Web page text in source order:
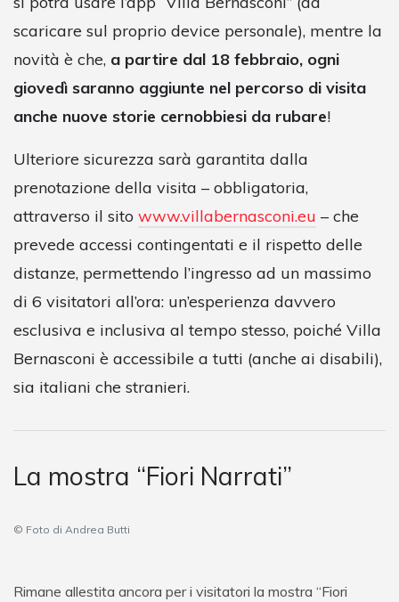
scaricare sul proprio device personale), mentre la
novità è che, a partire dal 18 febbraio, ogni
giovedì saranno aggiunte nel percorso di visita
anche nuove storie cernobbiesi da rubare!
Ulteriore sicurezza sarà garantita dalla
prenotazione della visita – obbligatoria,
attraverso il sito www.villabernasconi.eu – che
prevede accessi contingentati e il rispetto delle
distanze, permettendo l’ingresso ad un massimo
di 6 visitatori all’ora: un’esperienza davvero
esclusiva e inclusiva al tempo stesso, poiché Villa
Bernasconi è accessibile a tutti (anche ai disabili),
sia italiani che stranieri.
La mostra “Fiori Narrati”
© Foto di Andrea Butti
Rimane allestita ancora per i visitatori la mostra “Fiori